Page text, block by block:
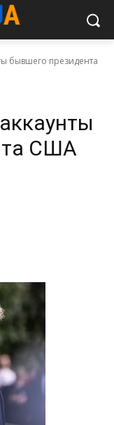
бывшего президента
США